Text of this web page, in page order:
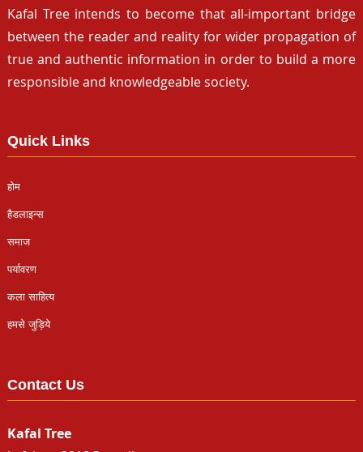
Kafal Tree intends to become that all-important bridge
between the reader and reality for wider propagation of
true and authentic information in order to build a more
responsible and knowledgeable society.
Quick Links
होम
हैडलाइन्स
समाज
पर्यावरण
कला साहित्य
हमसे जुड़िये
Contact Us
Kafal Tree